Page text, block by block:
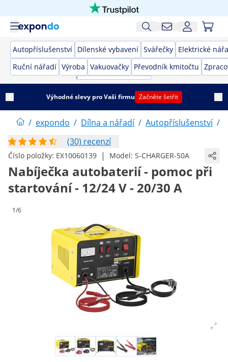
Autopříslušenství Dílenské vybavení Svářečky Elektrické
Ruční nářadí Výroba Vakuovačky Převodník kmitočtu
Výhodné slevy pro Vaši firmu Začněte šetřit
/ expondo / Dílna a nářadí / Autopříslušenství /
(30) recenzí
Číslo položky: EX10060139 | Model: S-CHARGER-50A
Nabíječka autobaterií - pomoc při
startování - 12/24 V - 20/30 A
1/6